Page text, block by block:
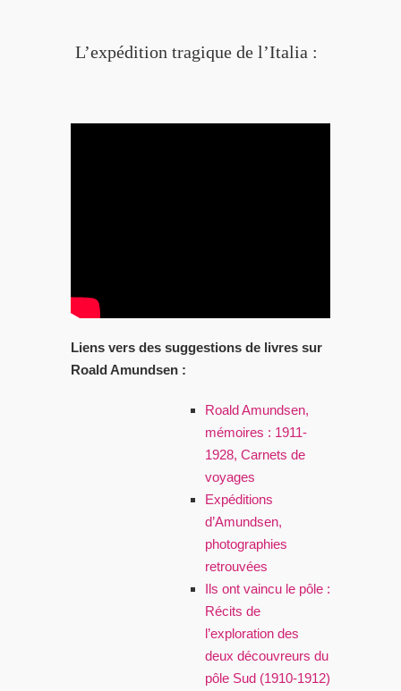
L’expédition tragique de l’Italia :
Liens vers des suggestions de livres sur
Roald Amundsen :
Roald Amundsen,
mémoires : 1911-
1928, Carnets de
voyages
Expéditions
d’Amundsen,
photographies
retrouvées
Ils ont vaincu le pôle :
Récits de
l’exploration des
deux découvreurs du
pôle Sud (1910-1912)